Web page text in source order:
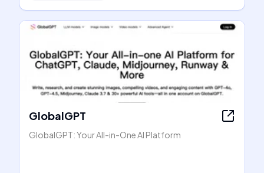
GlobalGPT
GlobalGPT: Your All-in-One AI Platform